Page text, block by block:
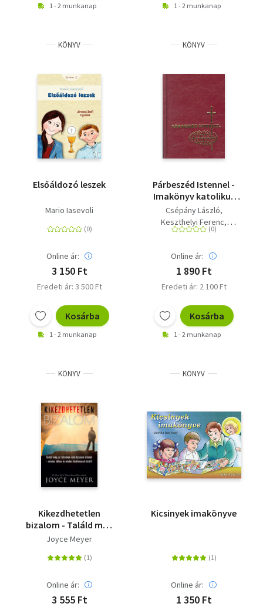
1 - 2 munkanap 1 - 2 munkanap
KÖNYV
Elsőáldozó leszek
Mario Iasevoli
Online ár:
3 150 Ft
Eredeti ár: 3 500 Ft
Kosárba
1 - 2 munkanap
KÖNYV
Párbeszéd Istennel -
Imakönyv katolikus
híveknek
Csépány László
Keszthelyi Ferenc
Szabó Géza
Online ár:
1 890 Ft
Eredeti ár: 2 100 Ft
Kosárba
1 - 2 munkanap
KÖNYV
Kikezdhetetlen
bizalom - Találd meg
az Istenben való
minden időben és
között!
Joyce Meyer
Online ár:
3 555 Ft
KÖNYV
Kicsinyek imakönyve
Online ár:
1 350 Ft